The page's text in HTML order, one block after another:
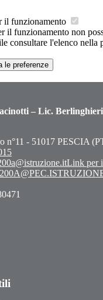
il funzionamento
il funzionamento non
consultare l'elenco nella
le preferenze
– Lic.
n°11 - 51017 PESCIA
Link per